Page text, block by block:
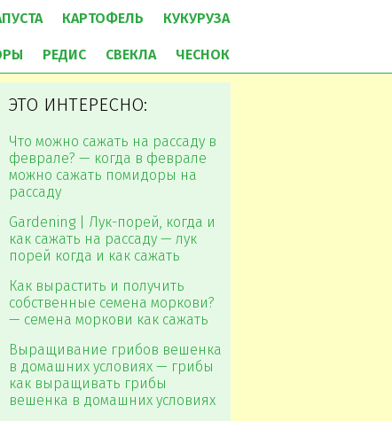
КАРТОФЕЛЬ КУКУРУЗА
РЕДИС СВЕКЛА ЧЕСНОК
ЭТО ИНТЕРЕСНО:
Что можно сажать на рассаду в
феврале? — когда в феврале
можно сажать помидоры на
рассаду
Gardening | Лук-порей, когда и
как сажать на рассаду — лук
порей когда и как сажать
Как вырастить и получить
собственные семена моркови?
— семена моркови как сажать
Выращивание грибов вешенка
в домашних условиях — грибы
как выращивать грибы
вешенка в домашних условиях